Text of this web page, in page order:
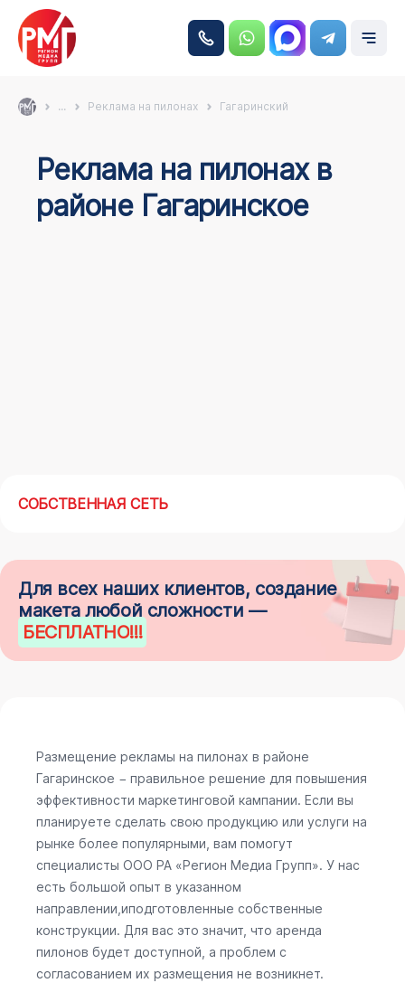
... Реклама на пилонах Гагаринский
Реклама на пилонах в
районе Гагаринское
СОБСТВЕННАЯ СЕТЬ
Для всех наших клиентов, создание
макета любой сложности —
БЕСПЛАТНО!!!
Размещение рекламы на пилонах в районе
Гагаринское − правильное решение для повышения
эффективности маркетинговой кампании. Если вы
планируете сделать свою продукцию или услуги на
рынке более популярными, вам помогут
специалисты ООО РА «Регион Медиа Групп». У нас
есть большой опыт в указанном
направлении,иподготовленные собственные
конструкции. Для вас это значит, что аренда
пилонов будет доступной, а проблем с
согласованием их размещения не возникнет.